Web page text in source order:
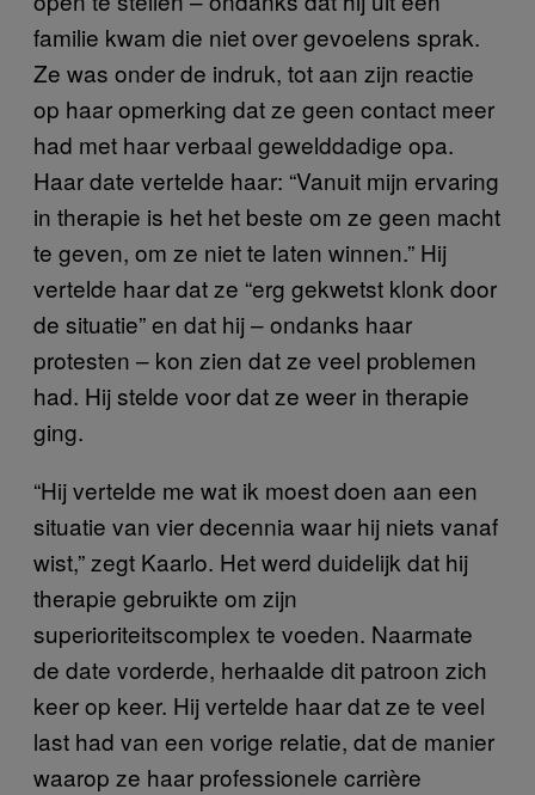
familie kwam die niet over gevoelens sprak.
Ze was onder de indruk, tot aan zijn reactie
op haar opmerking dat ze geen contact meer
had met haar verbaal gewelddadige opa.
Haar date vertelde haar: “Vanuit mijn ervaring
in therapie is het het beste om ze geen macht
te geven, om ze niet te laten winnen.” Hij
vertelde haar dat ze “erg gekwetst klonk door
de situatie” en dat hij – ondanks haar
protesten – kon zien dat ze veel problemen
had. Hij stelde voor dat ze weer in therapie
ging.
“Hij vertelde me wat ik moest doen aan een
situatie van vier decennia waar hij niets vanaf
wist,” zegt Kaarlo. Het werd duidelijk dat hij
therapie gebruikte om zijn
superioriteitscomplex te voeden. Naarmate
de date vorderde, herhaalde dit patroon zich
keer op keer. Hij vertelde haar dat ze te veel
last had van een vorige relatie, dat de manier
waarop ze haar professionele carrière